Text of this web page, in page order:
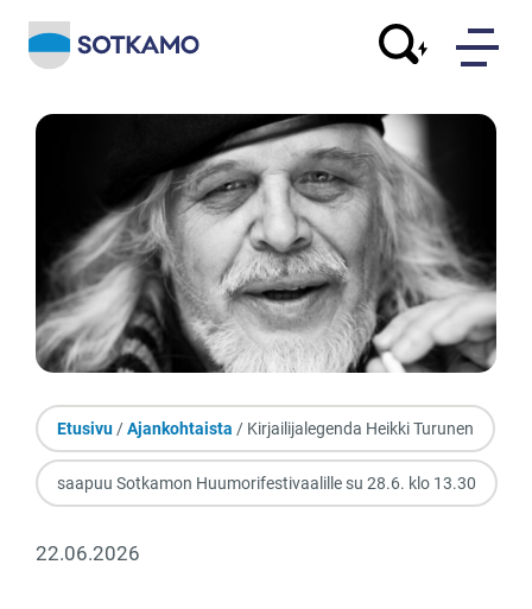
Etusivu /Ajankohtaista / Kirjailijalegenda Heikki Turunen
saapuu Sotkamon Huumorifestivaalille su 28.6. klo 13.30
22.06.2026